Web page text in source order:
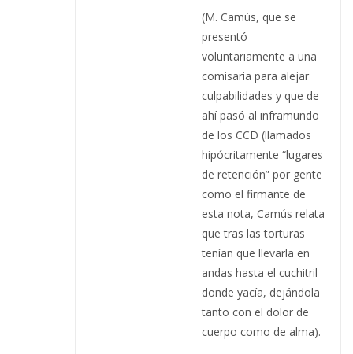
(M. Camús, que se
presentó
voluntariamente a una
comisaria para alejar
culpabilidades y que de
ahí pasó al inframundo
de los CCD (llamados
hipócritamente “lugares
de retención” por gente
como el firmante de
esta nota, Camús relata
que tras las torturas
tenían que llevarla en
andas hasta el cuchitril
donde yacía, dejándola
tanto con el dolor de
cuerpo como de alma).